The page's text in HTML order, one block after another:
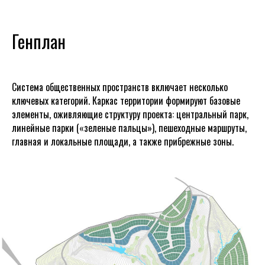
Генплан
Система общественных пространств включает несколько
ключевых категорий. Каркас территории формируют базовые
элементы, оживляющие структуру проекта: центральный парк,
линейные парки («зеленые пальцы»), пешеходные маршруты,
главная и локальные площади, а также прибрежные зоны.